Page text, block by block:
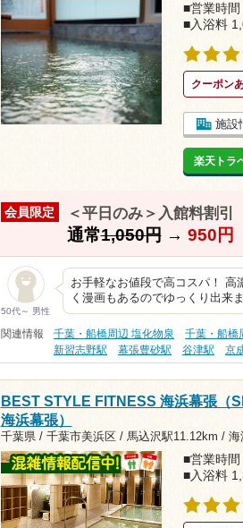
■営業時
■入浴料
クーポン
施設
楽天トラ
会員限定 ＜平日のみ＞入館料割引
通常1,050円→ 950円
50代～ 男性
お手軽なお値段で高コスパ！ 高
く漫画もあるのでゆっくり出来
関連情報 千葉・船橋周辺 塩化物泉 千葉・船橋
新習志野駅
幕張豊砂駅 谷津駅 京
BEST STYLE FITNESS 海浜幕張（
海浜幕張）
千葉県 / 千葉市美浜区 / 馬込沢駅11.12km / 海
■営業時
■入浴料